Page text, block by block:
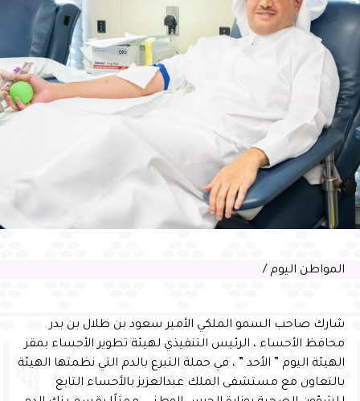
المواطن اليوم /
شارك صاحب السمو الملكي الأمير سعود بن طلال بن بدر
محافظ الأحساء ، الرئيس التنفيذي لهيئة تطوير الأحساء بمقر
الهيئة اليوم ” الأحد ” ، في حملة التبرع بالدم التي نظمتها الهيئة
بالتعاون مع مستشفى الملك عبدالعزيز بالأحساء التابع